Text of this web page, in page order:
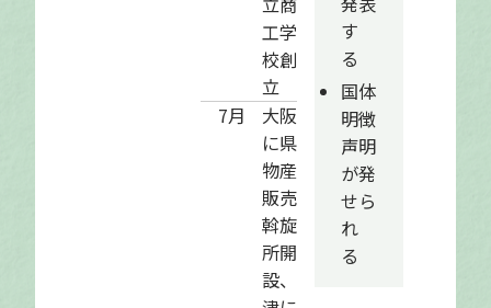
工学
校創
立
7月
大阪
に県
物産
販売
斡旋
所開
設、
す
る
国体
明徴
声明
が発
せら
れ
る